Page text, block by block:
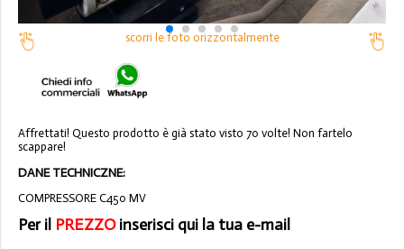
scorri le foto orizzontalmente
Affrettati! Questo prodotto è già stato visto 70 volte! Non fartelo
scappare!
DANE TECHNICZNE:
COMPRESSORE C450 MV
Per il PREZZOinserisci qui la tua e-mail